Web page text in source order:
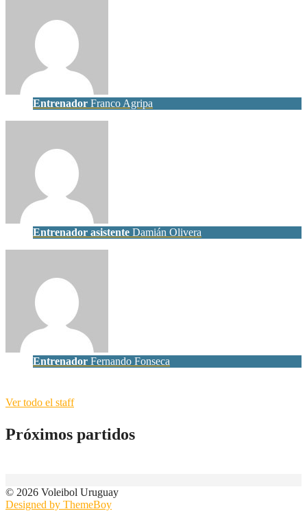
Entrenador Franco Agripa
Entrenador asistente Damián Olivera
Entrenador Fernando Fonseca
Ver todo el staff
Próximos partidos
© 2026 Voleibol Uruguay
Designed by ThemeBoy